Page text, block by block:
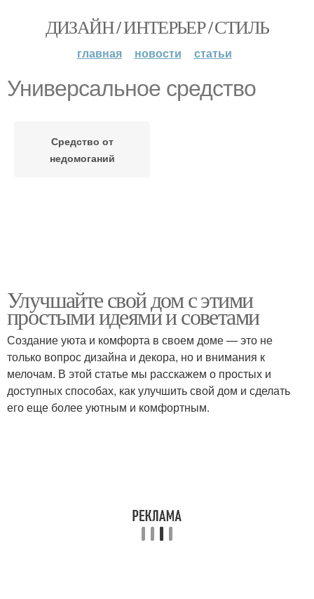
ДИЗАЙН / ИНТЕРЬЕР / СТИЛЬ
главная новости статьи
Универсальное средство
Средство от
недомоганий
Улучшайте свой дом с этими
простыми идеями и советами
Создание уюта и комфорта в своем доме — это не
только вопрос дизайна и декора, но и внимания к
мелочам. В этой статье мы расскажем о простых и
доступных способах, как улучшить свой дом и сделать
его еще более уютным и комфортным.